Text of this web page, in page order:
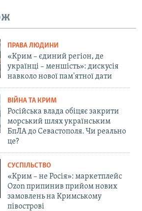
ПРАВА ЛЮДИНИ
«Крим – єдиний регіон, де
українці – меншість»: дискусія
навколо нової пам'ятної дати
ВІЙНА ТА КРИМ
Російська влада обіцяє закрити
морський шлях українським
БпЛА до Севастополя. Чи реально
це?
СУСПІЛЬСТВО
«Крим – не Росія»: маркетплейс
Ozon припинив прийом нових
замовлень на Кримському
півострові